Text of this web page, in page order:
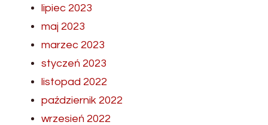
lipiec 2023
maj 2023
marzec 2023
styczeń 2023
listopad 2022
październik 2022
wrzesień 2022